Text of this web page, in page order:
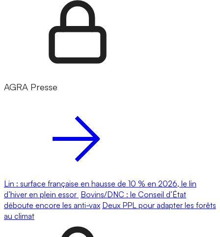
AGRA Presse
Lin : surface française en hausse de 10 % en 2026, le lin
d’hiver en plein essor Bovins/DNC : le Conseil d’État
déboute encore les anti-vax Deux PPL pour adapter les forêts
au climat